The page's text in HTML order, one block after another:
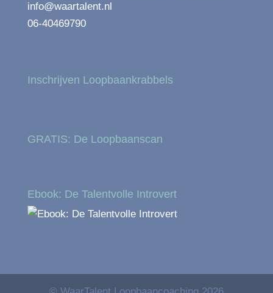
info@waartalent.nl
06-40469790
Inschrijven Loopbaankrabbels
GRATIS: De Loopbaanscan
Ebook: De Talentvolle Introvert